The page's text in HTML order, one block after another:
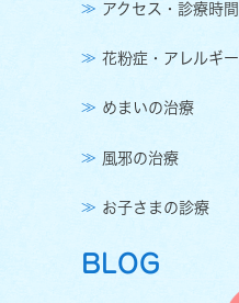
アクセス・診療時間
花粉症・アレルギー
めまいの治療
風邪の治療
お子さまの診療
BLOG